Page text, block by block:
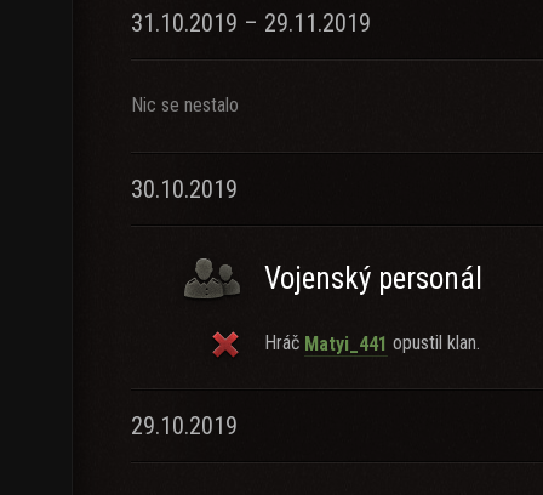
31.10.2019 – 29.11.2019
Nic se nestalo
30.10.2019
Vojenský personál
Hráč Matyi_441 opustil klan.
29.10.2019